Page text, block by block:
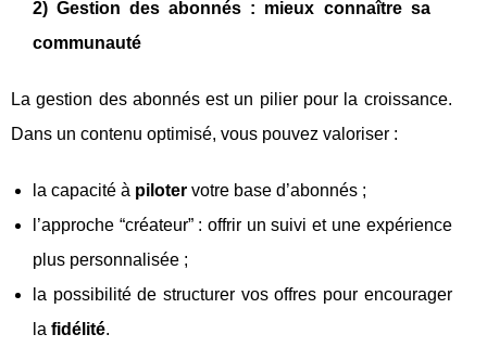
2) Gestion des abonnés : mieux connaître sa
communauté
La gestion des abonnés est un pilier pour la croissance.
Dans un contenu optimisé, vous pouvez valoriser :
la capacité à piloter votre base d’abonnés ;
l’approche “créateur” : offrir un suivi et une expérience
plus personnalisée ;
la possibilité de structurer vos offres pour encourager
la fidélité.